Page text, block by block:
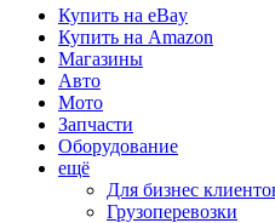
Купить на eBay
Купить на Amazon
Магазины
Авто
Мото
Запчасти
Оборудование
ещё
Для бизнес
Грузоперевозки